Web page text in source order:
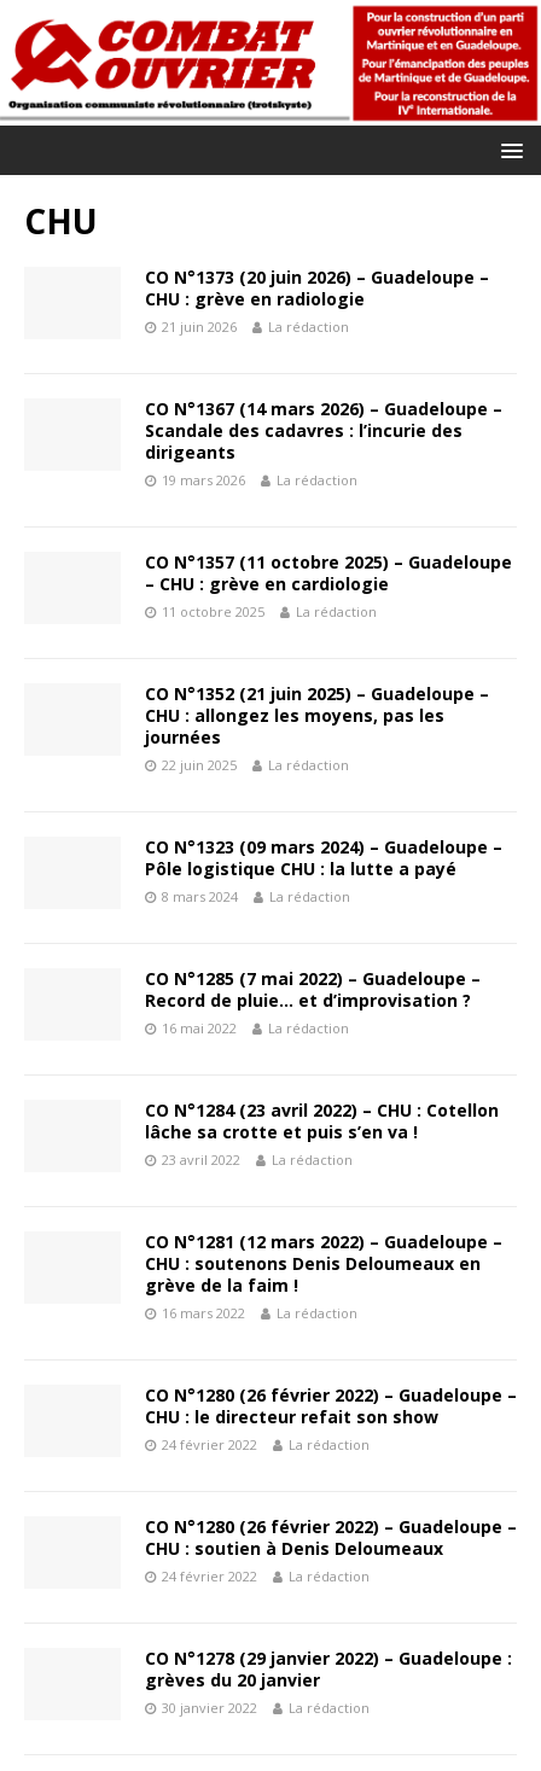
CHU
CO N°1373 (20 juin 2026) – Guadeloupe –
CHU : grève en radiologie
21 juin 2026 La rédaction
CO N°1367 (14 mars 2026) – Guadeloupe –
Scandale des cadavres : l’incurie des
dirigeants
19 mars 2026 La rédaction
CO N°1357 (11 octobre 2025) – Guadeloupe
– CHU : grève en cardiologie
11 octobre 2025 La rédaction
CO N°1352 (21 juin 2025) – Guadeloupe –
CHU : allongez les moyens, pas les
journées
22 juin 2025 La rédaction
CO N°1323 (09 mars 2024) – Guadeloupe –
Pôle logistique CHU : la lutte a payé
8 mars 2024 La rédaction
CO N°1285 (7 mai 2022) – Guadeloupe –
Record de pluie… et d’improvisation ?
16 mai 2022 La rédaction
CO N°1284 (23 avril 2022) – CHU : Cotellon
lâche sa crotte et puis s’en va !
23 avril 2022 La rédaction
CO N°1281 (12 mars 2022) – Guadeloupe –
CHU : soutenons Denis Deloumeaux en
grève de la faim !
16 mars 2022 La rédaction
CO N°1280 (26 février 2022) – Guadeloupe –
CHU : le directeur refait son show
24 février 2022 La rédaction
CO N°1280 (26 février 2022) – Guadeloupe –
CHU : soutien à Denis Deloumeaux
24 février 2022 La rédaction
CO N°1278 (29 janvier 2022) – Guadeloupe :
grèves du 20 janvier
30 janvier 2022 La rédaction